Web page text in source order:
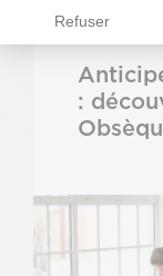
Refuser
: